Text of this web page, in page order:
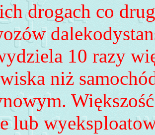
drogach co
10 razy
niż
lub